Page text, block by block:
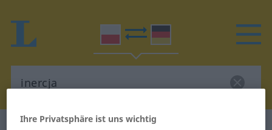
Ihre Privatsphäre ist uns wichtig